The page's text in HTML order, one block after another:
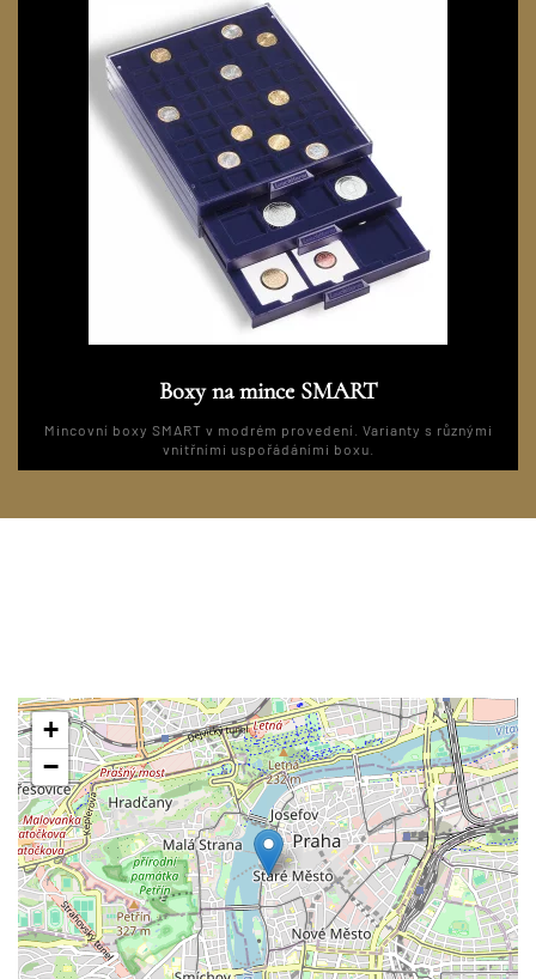
Boxy na mince SMART
Mincovní boxy SMART v modrém provedení. Varianty s různými
vnitřními uspořádáními boxu.
+
−